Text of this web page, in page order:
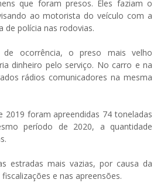
que foram presos. Eles faziam o
ao motorista do veículo com a
de polícia nas rodovias.
ocorrência, o preso mais velho
dinheiro pelo serviço. No carro e na
rádios comunicadores na mesma
2019 foram apreendidas 74 toneladas
período de 2020, a quantidade
estradas mais vazias, por causa da
e nas apreensões.